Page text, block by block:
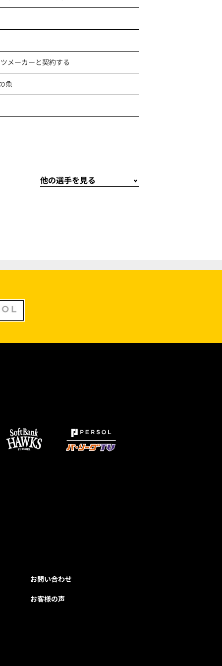
メーカーと契約する
魚
お問い合わせ
お客様の声